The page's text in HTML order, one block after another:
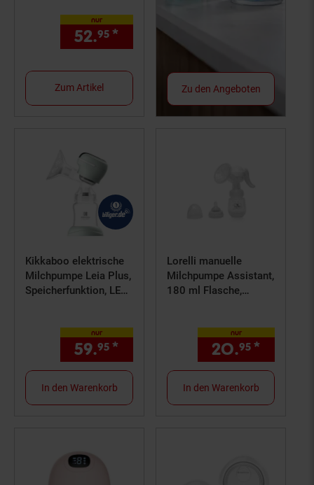
nur
52.95 * nur 52,
Zum Artikel Zu den Angeboten
Kikkaboo elektrische
Milchpumpe Leia Plus,
Speicherfunktion, LED-
nur
59.95 * € Sternchen
In den Warenkorb
Lorelli manuelle
Milchpumpe Assistant,
180 ml Flasche,
nur
20.95 *
In den Warenkorb